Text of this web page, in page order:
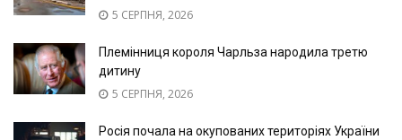
5 СЕРПНЯ, 2026
Племінниця короля Чарльза народила третю
дитину
5 СЕРПНЯ, 2026
Росія почала на окупованих територіях України